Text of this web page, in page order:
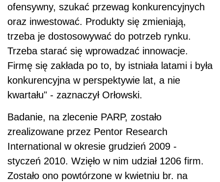
ofensywny, szukać przewag konkurencyjnych
oraz inwestować. Produkty się zmieniają,
trzeba je dostosowywać do potrzeb rynku.
Trzeba starać się wprowadzać innowacje.
Firmę się zakłada po to, by istniała latami i była
konkurencyjna w perspektywie lat, a nie
kwartału" - zaznaczył Orłowski.
Badanie, na zlecenie PARP, zostało
zrealizowane przez Pentor Research
International w okresie grudzień 2009 -
styczeń 2010. Wzięło w nim udział 1206 firm.
Zostało ono powtórzone w kwietniu br. na